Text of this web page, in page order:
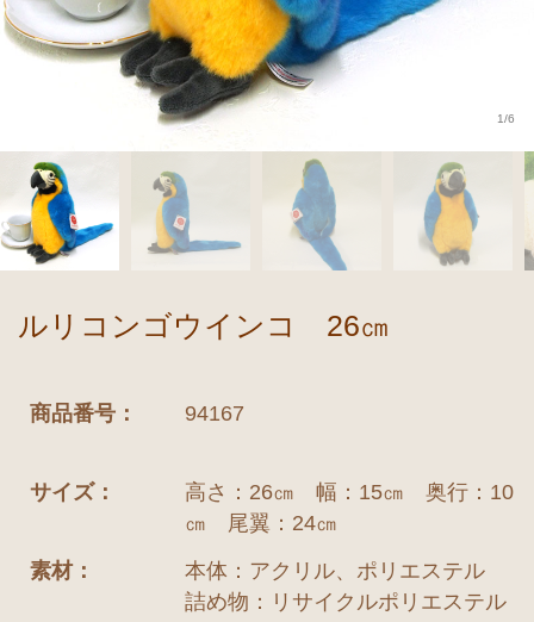
1/6
ルリコンゴウインコ 26㎝
商品番号： 94167
サイズ：
高さ：26㎝ 幅：15㎝ 奥行：10
㎝ 尾翼：24㎝
素材：
本体：アクリル、ポリエステル
詰め物：リサイクルポリエステル